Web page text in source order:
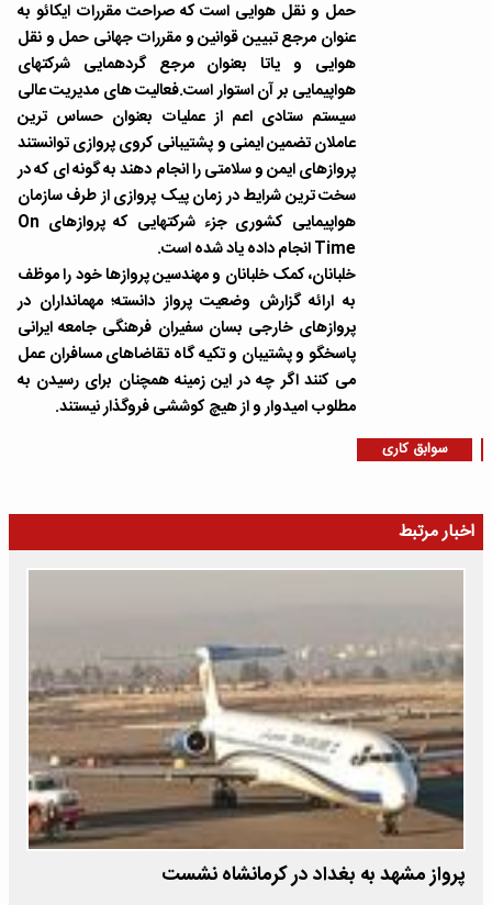
حمل و نقل هوایی است که صراحت مقررات ایکائو به
عنوان مرجع تبیین قوانین و مقررات جهانی حمل و نقل
هوایی و یاتا بعنوان مرجع گردهمایی شرکتهای
هواپیمایی بر آن استوار است.فعالیت های مدیریت عالی
سیستم ستادی اعم از عملیات بعنوان حساس ترین
عاملان تضمین ایمنی و پشتیبانی کروی پروازی توانستند
پروازهای ایمن و سلامتی را انجام دهند به گونه ای که در
سخت ترین شرایط در زمان پیک پروازی از طرف سازمان
هواپیمایی کشوری جزء شرکتهایی که پروازهای On
Time انجام داده یاد شده است.
خلبانان، کمک خلبانان و مهندسین پروازها خود را موظف
به ارائه گزارش وضعیت پرواز دانسته؛ مهمانداران در
پروازهای خارجی بسان سفیران فرهنگی جامعه ایرانی
پاسخگو و پشتیبان و تکیه گاه تقاضاهای مسافران عمل
می کنند اگر چه در این زمینه همچنان برای رسیدن به
مطلوب امیدوار و از هیچ کوششی فروگذار نیستند.
سوابق کاری
اخبار مرتبط
پرواز مشهد به بغداد در کرمانشاه نشست